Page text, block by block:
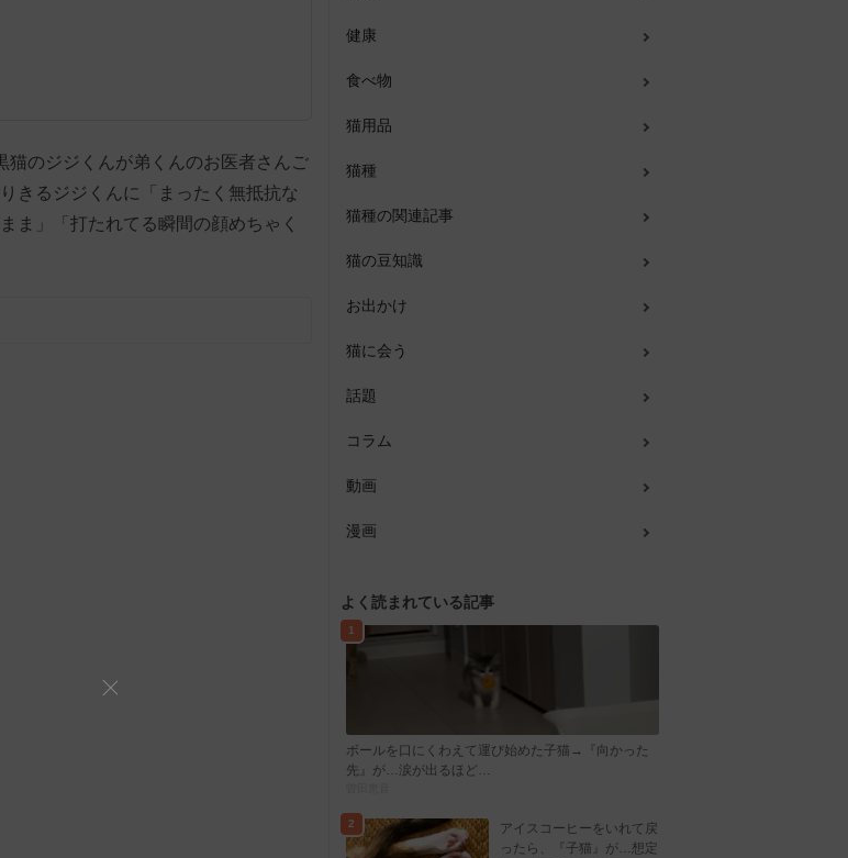
のジジくんが弟くんのお医者さんご
きるジジくんに「まったく無抵抗な
ま」「打たれてる瞬間の顔めちゃく
健康
食べ物
猫用品
猫種
猫種の関連記事
猫の豆知識
お出かけ
猫に会う
話題
コラム
動画
漫画
よく読まれている記事
1
ボールを口にくわえて運び始めた子猫→『向かった
先』が…涙が出るほど…
2
アイスコーヒーをいれて戻
ったら、『子猫』が…想定